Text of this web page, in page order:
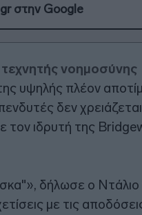
στην Google
τεχνητής νοημοσύνης
υψηλής πλέον
δεν
τον ιδρυτή της
δήλωσε ο Ντάλιο
με τις